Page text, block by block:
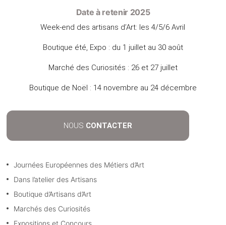
Date à retenir 2025
Week-end des artisans d’Art: les 4/5/6 Avril
Boutique été, Expo : du 1 juillet au 30 août
Marché des Curiosités : 26 et 27 juillet
Boutique de Noël : 14 novembre au 24 décembre
NOUS CONTACTER
Journées Européennes des Métiers d’Art
Dans l’atelier des Artisans
Boutique d’Artisans d’Art
Marchés des Curiosités
Expositions et Concours